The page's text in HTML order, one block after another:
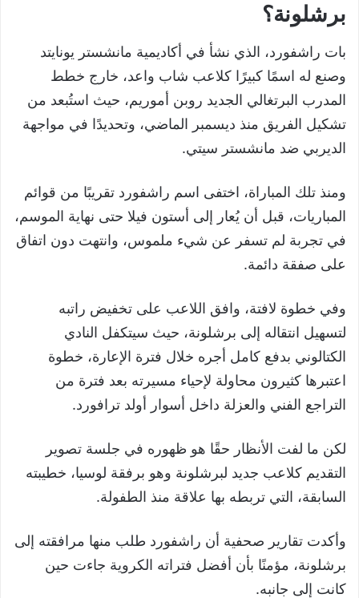
برشلونة؟
بات راشفورد، الذي نشأ في أكاديمية مانشستر يونايتد
وصنع له اسمًا كبيرًا كلاعب شاب واعد، خارج خطط
المدرب البرتغالي الجديد روبن أموريم، حيث استُبعد من
تشكيل الفريق منذ ديسمبر الماضي، وتحديدًا في مواجهة
الديربي ضد مانشستر سيتي.
ومنذ تلك المباراة، اختفى اسم راشفورد تقريبًا من قوائم
المباريات، قبل أن يُعار إلى أستون فيلا حتى نهاية الموسم،
في تجربة لم تسفر عن شيء ملموس، وانتهت دون اتفاق
على صفقة دائمة.
وفي خطوة لافتة، وافق اللاعب على تخفيض راتبه
لتسهيل انتقاله إلى برشلونة، حيث سيتكفل النادي
الكتالوني بدفع كامل أجره خلال فترة الإعارة، خطوة
اعتبرها كثيرون محاولة لإحياء مسيرته بعد فترة من
التراجع الفني والعزلة داخل أسوار أولد ترافورد.
لكن ما لفت الأنظار حقًا هو ظهوره في جلسة تصوير
التقديم كلاعب جديد لبرشلونة وهو برفقة لوسيا، خطيبته
السابقة، التي تربطه بها علاقة منذ الطفولة.
وأكدت تقارير صحفية أن راشفورد طلب منها مرافقته إلى
برشلونة، مؤمنًا بأن أفضل فتراته الكروية جاءت حين
كانت إلى جانبه.